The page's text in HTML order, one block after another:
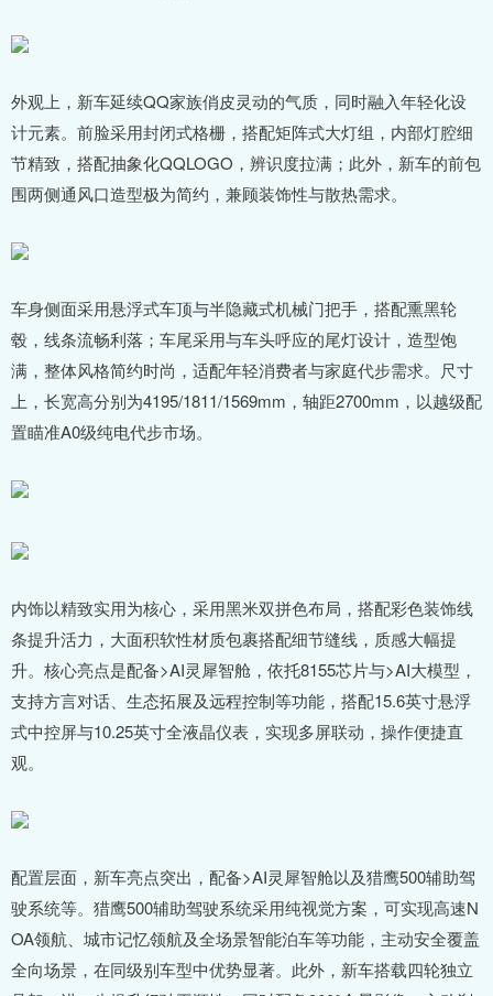
外观上，新车延续QQ家族俏皮灵动的气质，同时融入年轻化设
计元素。前脸采用封闭式格栅，搭配矩阵式大灯组，内部灯腔细
节精致，搭配抽象化QQLOGO，辨识度拉满；此外，新车的前包
围两侧通风口造型极为简约，兼顾装饰性与散热需求。
车身侧面采用悬浮式车顶与半隐藏式机械门把手，搭配熏黑轮
毂，线条流畅利落；车尾采用与车头呼应的尾灯设计，造型饱
满，整体风格简约时尚，适配年轻消费者与家庭代步需求。尺寸
上，长宽高分别为4195/1811/1569mm，轴距2700mm，以越级配
置瞄准A0级纯电代步市场。
内饰以精致实用为核心，采用黑米双拼色布局，搭配彩色装饰线
条提升活力，大面积软性材质包裹搭配细节缝线，质感大幅提
升。核心亮点是配备>AI灵犀智舱，依托8155芯片与>AI大模型，
支持方言对话、生态拓展及远程控制等功能，搭配15.6英寸悬浮
式中控屏与10.25英寸全液晶仪表，实现多屏联动，操作便捷直
观。
配置层面，新车亮点突出，配备>AI灵犀智舱以及猎鹰500辅助驾
驶系统等。猎鹰500辅助驾驶系统采用纯视觉方案，可实现高速N
OA领航、城市记忆领航及全场景智能泊车等功能，主动安全覆盖
全向场景，在同级别车型中优势显著。此外，新车搭载四轮独立